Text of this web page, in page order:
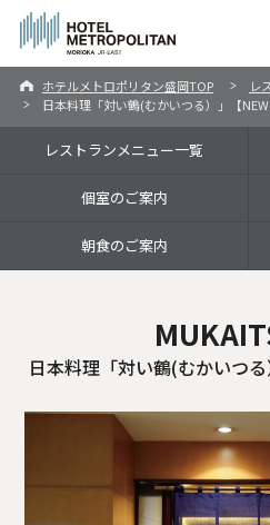
ホテルメトロポリタン盛岡TOP レ
日本料理「対い鶴(むかいつる）」【NEW
レストランメニュー一覧
個室のご案内
朝食のご案内
日本料理「対い鶴(むかいつる